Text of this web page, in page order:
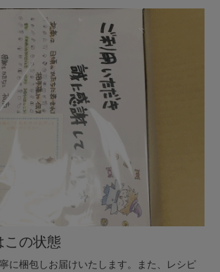
この状態
に梱包しお届けいたします。また、レシピ